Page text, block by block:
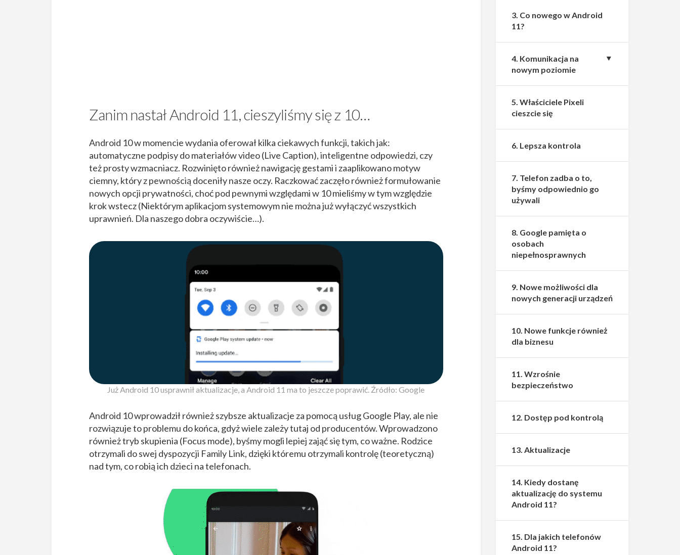
Zanim nastał Android 11, cieszyliśmy się z 10…
Android 10 w momencie wydania oferował kilka ciekawych funkcji, takich jak:
automatyczne podpisy do materiałów video (Live Caption), inteligentne odpowiedzi, czy
też prosty wzmacniacz. Rozwinięto również nawigację gestami i zaaplikowano motyw
ciemny, który z pewnością doceniły nasze oczy. Raczkować zaczęło również formułowanie
nowych opcji prywatności, choć pod pewnymi względami w 10 mieliśmy w tym względzie
krok wstecz (Niektórym aplikacjom systemowym nie można już wyłączyć wszystkich
uprawnień. Dla naszego dobra oczywiście…).
Już Android 10 usprawnił aktualizacje, a Android 11 ma to jeszcze poprawić. Źródło: Google
Android 10 wprowadził również szybsze aktualizacje za pomocą usług Google Play, ale nie
rozwiązuje to problemu do końca, gdyż wiele zależy tutaj od producentów. Wprowadzono
również tryb skupienia (Focus mode), byśmy mogli lepiej zająć się tym, co ważne. Rodzice
otrzymali do swej dyspozycji Family Link, dzięki któremu otrzymali kontrolę (teoretyczną)
nad tym, co robią ich dzieci na telefonach.
3. Co nowego w Android
11?
4. Komunikacja na
nowym poziomie
5. Właściciele Pixeli
cieszcie się
6. Lepsza kontrola
7. Telefon zadba o to,
byśmy odpowiednio go
używali
8. Google pamięta o
osobach
niepełnosprawnych
9. Nowe możliwości dla
nowych generacji urządzeń
10. Nowe funkcje również
dla biznesu
11. Wzrośnie
bezpieczeństwo
12. Dostęp pod kontrolą
13. Aktualizacje
14. Kiedy dostanę
aktualizację do systemu
Android 11?
15. Dla jakich telefonów
Android 11?